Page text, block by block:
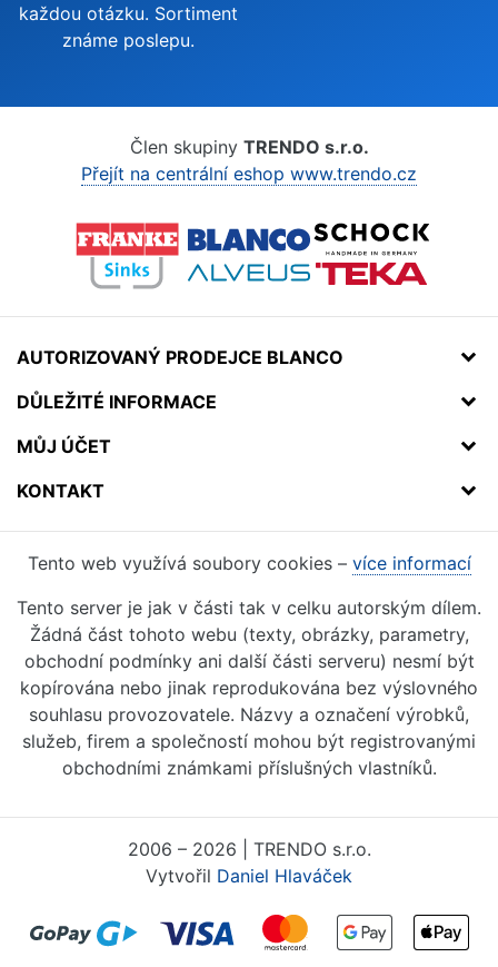
každou otázku. Sortiment
známe poslepu.
Člen skupiny TRENDO s.r.o.
Přejít na centrální eshop www.trendo.cz
AUTORIZOVANÝ PRODEJCE BLANCO
DŮLEŽITÉ INFORMACE
MŮJ ÚČET
KONTAKT
Tento web využívá soubory cookies – více informací
Tento server je jak v části tak v celku autorským dílem.
Žádná část tohoto webu (texty, obrázky, parametry,
obchodní podmínky ani další části serveru) nesmí být
kopírována nebo jinak reprodukována bez výslovného
souhlasu provozovatele. Názvy a označení výrobků,
služeb, firem a společností mohou být registrovanými
obchodními známkami příslušných vlastníků.
2006 – 2026 | TRENDO s.r.o.
Vytvořil Daniel Hlaváček